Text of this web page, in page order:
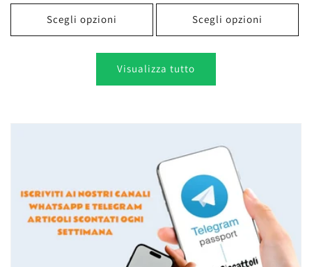
Scegli opzioni
listino
Scegli opzioni
Visualizza tutto